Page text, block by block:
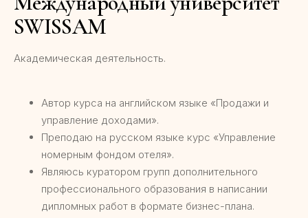
SWISSAM
Академическая деятельность.
Автор курса на английском языке «Продажи и
управление доходами».
Преподаю на русском языке курс «Управление
номерным фондом отеля».
Являюсь куратором групп дополнительного
профессионального образования в написании
дипломных работ в формате бизнес-плана.